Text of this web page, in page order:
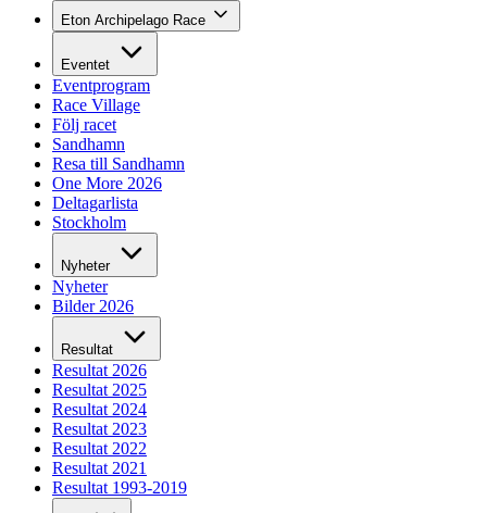
Eton Archipelago Race
Eventet
Eventprogram
Race Village
Följ racet
Sandhamn
Resa till Sandhamn
One More 2026
Deltagarlista
Stockholm
Nyheter
Nyheter
Bilder 2026
Resultat
Resultat 2026
Resultat 2025
Resultat 2024
Resultat 2023
Resultat 2022
Resultat 2021
Resultat 1993-2019